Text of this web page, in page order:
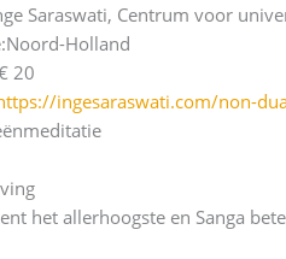
Saraswati, Centrum voor
Noord-Holland
20
ingesaraswati.com/non-
meditatie
het allerhoogste en Sanga